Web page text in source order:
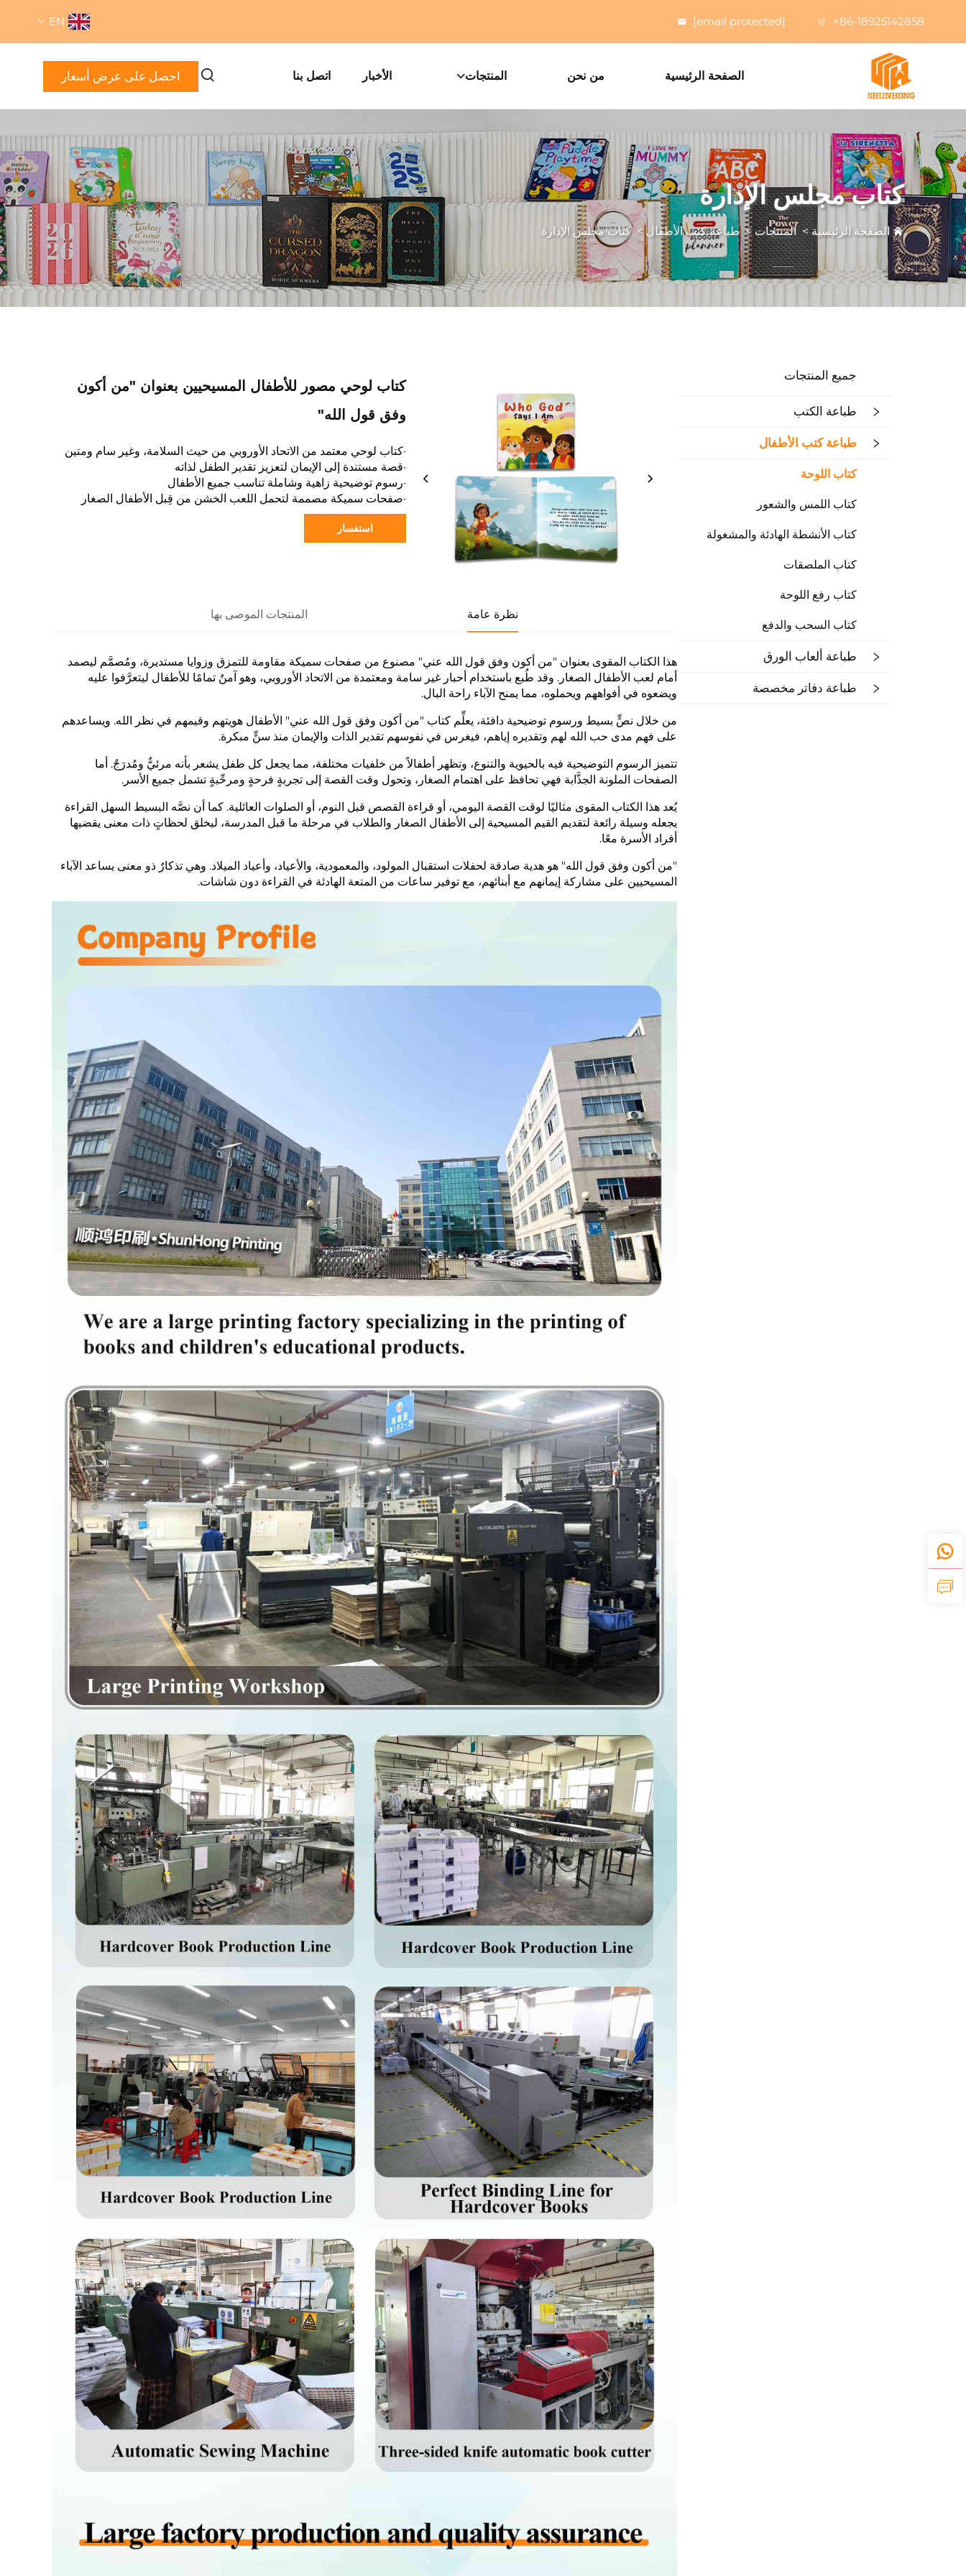
+86-18925142858
[email protected]
EN
الصفحة الرئيسية من نحن المنتجات الأخبار اتصل بنا احصل على عرض أسعار
كتاب مجلس الإدارة
الصفحة الرئيسية>المنتجات>طباعة كتب الأطفال>كتاب مجلس الإدارة
جميع المنتجات
طباعة الكتب
طباعة كتب الأطفال
كتاب اللوحة
كتاب اللمس والشعور
كتاب الأنشطة الهادئة والمشغولة
كتاب الملصقات
كتاب رفع اللوحة
كتاب السحب والدفع
طباعة ألعاب الورق
طباعة دفاتر مخصصة
كتاب لوحي مصور للأطفال المسيحيين بعنوان "من أكون
وفق قول الله"
·كتاب لوحي معتمد من الاتحاد الأوروبي من حيث السلامة، وغير سام ومتين
·قصة مستندة إلى الإيمان لتعزيز تقدير الطفل لذاته
·رسوم توضيحية زاهية وشاملة تناسب جميع الأطفال
·صفحات سميكة مصممة لتحمل اللعب الخشن من قِبل الأطفال الصغار
استفسار
نظرة عامة المنتجات الموصى بها
هذا الكتاب المقوى بعنوان "من أكون وفق قول الله عني" مصنوع من صفحات سميكة مقاومة للتمزق وزوايا مستديرة، ومُصمَّم ليصمد
أمام لعب الأطفال الصغار. وقد طُبع باستخدام أحبار غير سامة ومعتمدة من الاتحاد الأوروبي، وهو آمنٌ تمامًا للأطفال ليتعرَّفوا عليه
ويضعوه في أفواههم ويحملوه، مما يمنح الآباء راحة البال.
من خلال نصٍّ بسيط ورسوم توضيحية دافئة، يعلِّم كتاب "من أكون وفق قول الله عني" الأطفال هويتهم وقيمهم في نظر الله. ويساعدهم
على فهم مدى حب الله لهم وتقديره إياهم، فيغرس في نفوسهم تقدير الذات والإيمان منذ سنٍّ مبكرة.
تتميز الرسوم التوضيحية فيه بالحيوية والتنوع، وتظهر أطفالاً من خلفيات مختلفة، مما يجعل كل طفل يشعر بأنه مرئيٌّ ومُدرَجٌ. أما
الصفحات الملونة الجذَّابة فهي تحافظ على اهتمام الصغار، وتحول وقت القصة إلى تجربةٍ فرحةٍ ومرحِّبةٍ تشمل جميع الأسر.
يُعد هذا الكتاب المقوى مثاليًا لوقت القصة اليومي، أو قراءة القصص قبل النوم، أو الصلوات العائلية. كما أن نصَّه البسيط السهل القراءة
يجعله وسيلة رائعة لتقديم القيم المسيحية إلى الأطفال الصغار والطلاب في مرحلة ما قبل المدرسة، ليخلق لحظاتٍ ذات معنى يقضيها
أفراد الأسرة معًا.
"من أكون وفق قول الله" هو هدية صادقة لحفلات استقبال المولود، والمعمودية، والأعياد، وأعياد الميلاد. وهي تذكارٌ ذو معنى يساعد الآباء
المسيحيين على مشاركة إيمانهم مع أبنائهم، مع توفير ساعات من المتعة الهادئة في القراءة دون شاشات.